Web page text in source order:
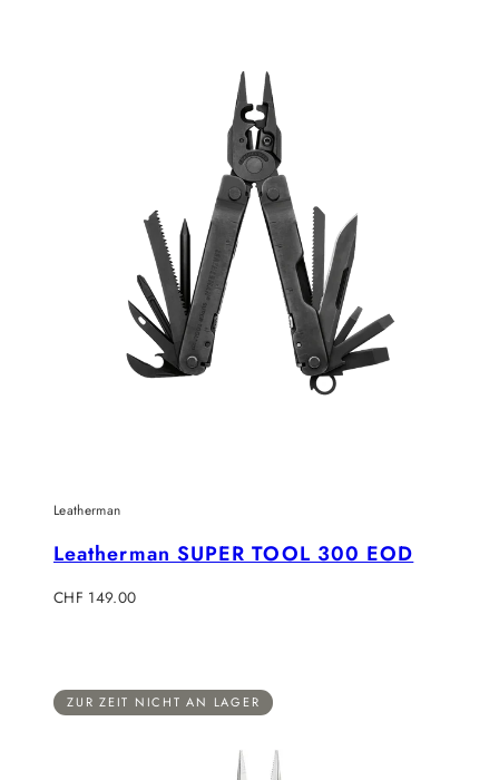
Leatherman
Leatherman SUPER TOOL 300 EOD
Regulärer
CHF 149.00
ZUR ZEIT NICHT AN LAGER